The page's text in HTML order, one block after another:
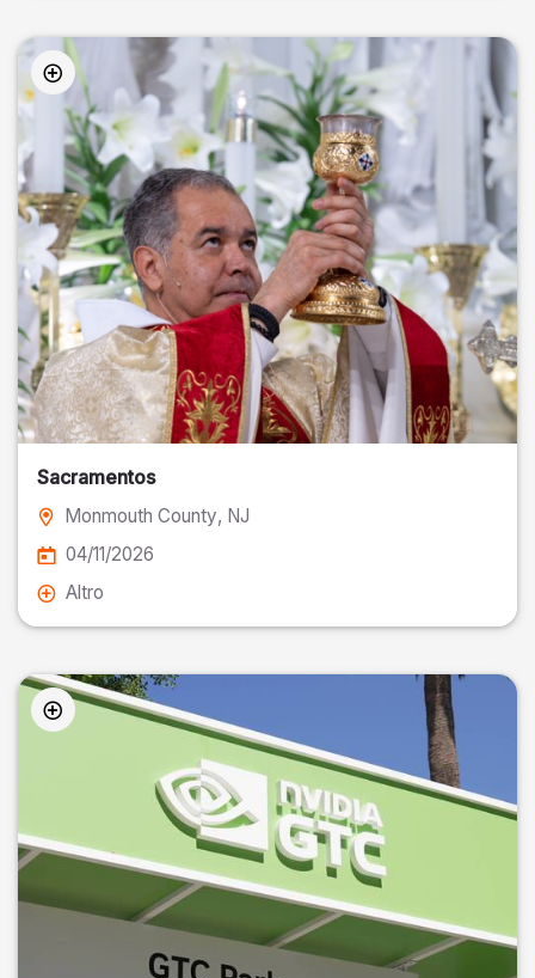
Sacramentos
Monmouth County, NJ
04/11/2026
Altro